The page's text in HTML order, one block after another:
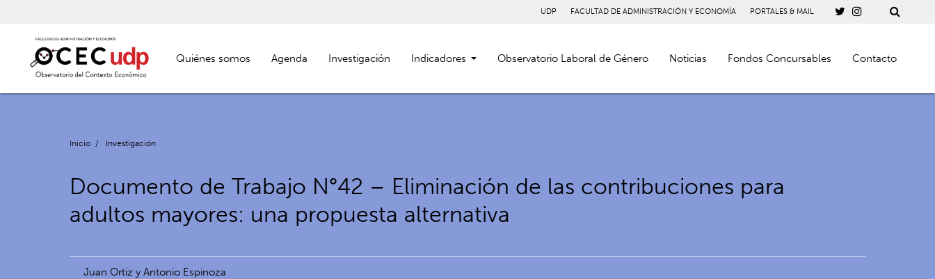
UDP FACULTAD DE ADMINISTRACIÓN Y ECONOMÍA PORTALES & MAIL
Quiénes somos Agenda Investigación Indicadores Observatorio Laboral de Género Noticias Fondos Concursables Contacto
Inicio / Investigación
Documento de Trabajo N°42 – Eliminación de las contribuciones para
adultos mayores: una propuesta alternativa
Juan Ortiz y Antonio Espinoza